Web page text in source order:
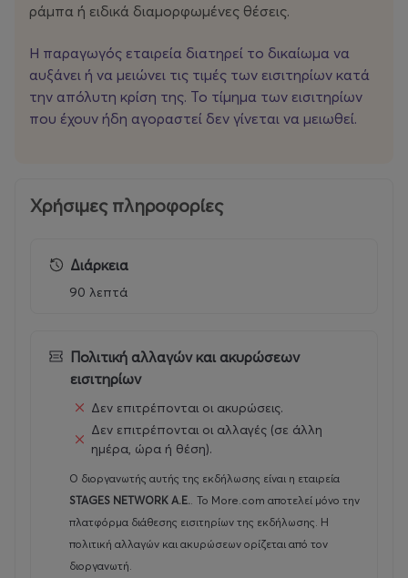
Η Νεφέλη Μαϊστράλη και ο Θανάσης Ζερίτης μετά την
Πεθερά» και τους «Αριστερόχειρες» φέρνουν στο
Μικρό Χορν μια παράσταση για τα νοικιασμένα σπίτια
που στεγάζουν έρωτες για τρία συν ένα χρόνια.
Τηλέφωνο: 211 1000 365
Διεύθυνση καλλιτεχνικού προγραμματισμού και
επικοινωνίας:Ελίνα Λαζαρίδου, lazaridou@a-th.gr
Διεύθυνση Marketing: Μαργαρίτα Μαρμαρά
mmarmara@dpgroup.gr
Τμήμα Επικοινωνίας : Όλγα Κομνηνού, okomninou@a-
Ιωάννα Ζωζέφα Πέγκου, izpegkou@a-
ράμπα ή ειδικά διαμορφωμένες θέσεις.
Η παραγωγός εταιρεία διατηρεί το δικαίωμα να
αυξάνει ή να μειώνει τις τιμές των εισιτηρίων κατά
την απόλυτη κρίση της. Το τίμημα των εισιτηρίων
που έχουν ήδη αγοραστεί δεν γίνεται να μειωθεί.
Χρήσιμες πληροφορίες
Διάρκεια
90 λεπτά
Πολιτική αλλαγών και ακυρώσεων
εισιτηρίων
Δεν επιτρέπονται οι ακυρώσεις.
Δεν επιτρέπονται οι αλλαγές (σε άλλη
ημέρα, ώρα ή θέση).
Ο διοργανωτής αυτής της εκδήλωσης είναι η εταιρεία
STAGES NETWORK A.E.. Το More.com αποτελεί μόνο την
πλατφόρμα διάθεσης εισιτηρίων της εκδήλωσης. Η
πολιτική αλλαγών και ακυρώσεων ορίζεται από τον
διοργανωτή.